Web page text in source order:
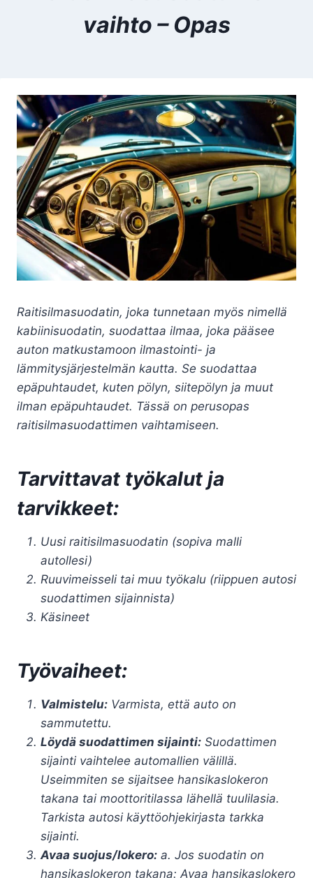
vaihto – Opas
Raitisilmasuodatin, joka tunnetaan myös nimellä
kabiinisuodatin, suodattaa ilmaa, joka pääsee
auton matkustamoon ilmastointi- ja
lämmitysjärjestelmän kautta. Se suodattaa
epäpuhtaudet, kuten pölyn, siitepölyn ja muut
ilman epäpuhtaudet. Tässä on perusopas
raitisilmasuodattimen vaihtamiseen.
Tarvittavat työkalut ja
tarvikkeet:
Uusi raitisilmasuodatin (sopiva malli
autollesi)
Ruuvimeisseli tai muu työkalu (riippuen autosi
suodattimen sijainnista)
Käsineet
Työvaiheet:
Valmistelu: Varmista, että auto on
sammutettu.
Löydä suodattimen sijainti: Suodattimen
sijainti vaihtelee automallien välillä.
Useimmiten se sijaitsee hansikaslokeron
takana tai moottoritilassa lähellä tuulilasia.
Tarkista autosi käyttöohjekirjasta tarkka
sijainti.
Avaa suojus/lokero: a. Jos suodatin on
hansikaslokeron takana: Avaa hansikaslokero